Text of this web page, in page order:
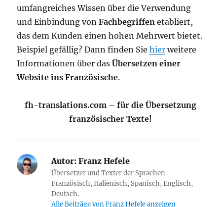
umfangreiches Wissen über die Verwendung
und Einbindung vonFachbegriffen etabliert,
das dem Kunden einen hohen Mehrwert bietet.
Beispiel gefällig? Dann finden Siehier weitere
Informationen über dasÜbersetzen einer
Website ins Französische.
fh-translations.com – für die Übersetzung
französischer Texte!
Autor: Franz Hefele
Übersetzer und Texter der Sprachen
Französisch, Italienisch, Spanisch, Englisch,
Deutsch.
Alle Beiträge von Franz Hefele anzeigen